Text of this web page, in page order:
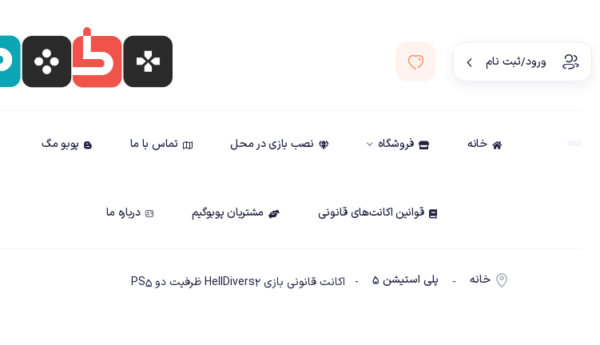
ورود/ثبت نام
خانه فروشگاه نصب بازی در محل تماس با ما پوبو مگ
قوانین اکانت‌های قانونی مشتریان پوبوگیم درباره ما
خانه - پلی استیشن ۵ - اکانت قانونی بازی HellDivers2 ظرفیت دو PS5